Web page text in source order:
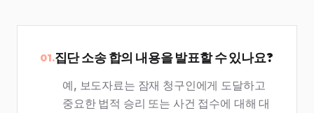
01.집단 소송 합의 내용을 발표할 수 있나요?
예, 보도자료는 잠재 청구인에게 도달하고
중요한 법적 승리 또는 사건 접수에 대해 대